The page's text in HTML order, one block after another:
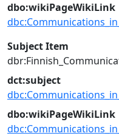
dbo:wikiPageWikiLink
Subject Item
dct:subject
dbo:wikiPageWikiLink